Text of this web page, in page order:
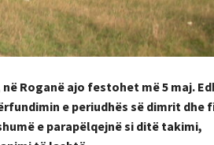
Roganë ajo festohet më 5 maj.
e periudhës së dimrit dhe
e parapëlqejnë si ditë takimi,